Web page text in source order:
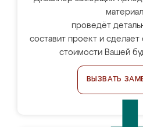
проведёт
составит проект и сделает
стоимости Вашей
ВЫЗВАТЬ